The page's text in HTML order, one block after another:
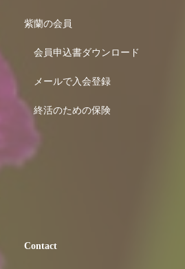
紫蘭の会員
会員申込書ダウンロード
メールで入会登録
終活のための保険
Contact